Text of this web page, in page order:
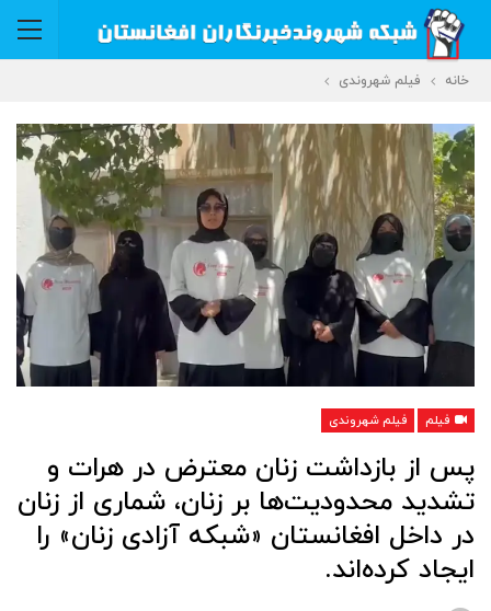
خانه فیلم شهروندی
فیلم فیلم شهروندی
پس از بازداشت زنان معترض در هرات و
تشدید محدودیت‌ها بر زنان، شماری از زنان
در داخل افغانستان «شبکه آزادی زنان» را
ایجاد کرده‌اند.